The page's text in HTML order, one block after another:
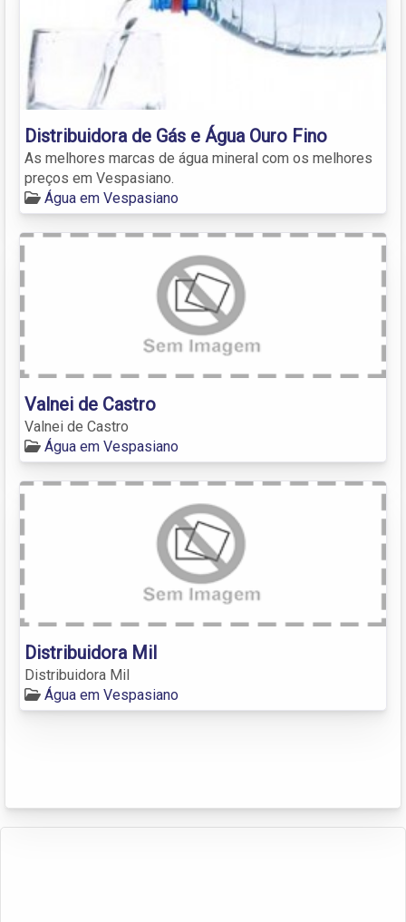
Distribuidora de Gás e Água Ouro Fino
As melhores marcas de água mineral com os melhores
preços em Vespasiano.
Água em Vespasiano
Valnei de Castro
Valnei de Castro
Água em Vespasiano
Distribuidora Mil
Distribuidora Mil
Água em Vespasiano